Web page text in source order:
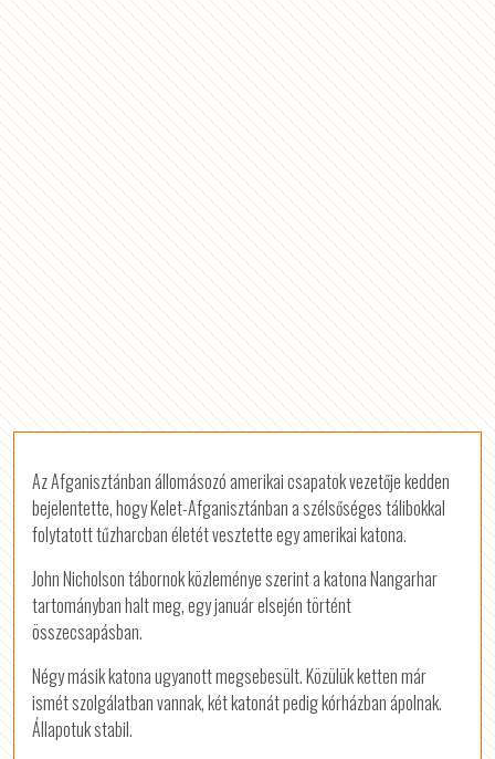
Az Afganisztánban állomásozó amerikai csapatok vezetője kedden
bejelentette, hogy Kelet-Afganisztánban a szélsőséges tálibokkal
folytatott tűzharcban életét vesztette egy amerikai katona.
John Nicholson tábornok közleménye szerint a katona Nangarhar
tartományban halt meg, egy január elsején történt
összecsapásban.
Négy másik katona ugyanott megsebesült. Közülük ketten már
ismét szolgálatban vannak, két katonát pedig kórházban ápolnak.
Állapotuk stabil.